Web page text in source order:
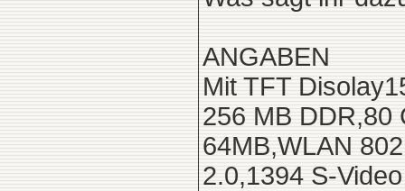
ANGABEN
Mit TFT
256 MB DDR,80
64MB,WLAN
2.0,1394 S-